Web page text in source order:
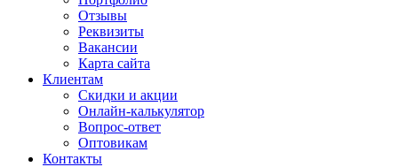
Отзывы
Реквизиты
Вакансии
Карта сайта
Клиентам
Скидки и акции
Онлайн-калькулятор
Вопрос-ответ
Оптовикам
Контакты